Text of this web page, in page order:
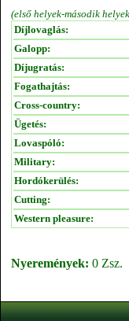
(első helyek-második
Díjlovaglás:
Galopp:
Díjugratás:
Fogathajtás:
Cross-country:
Ügetés:
Lovaspóló:
Military:
Hordókerülés:
Cutting:
Western pleasure:
Nyeremények: 0 Zsz.